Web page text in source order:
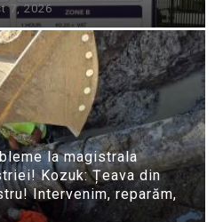
7, 2026
la magistrala
Kozuk: Țeava din
Intervenim, reparăm,